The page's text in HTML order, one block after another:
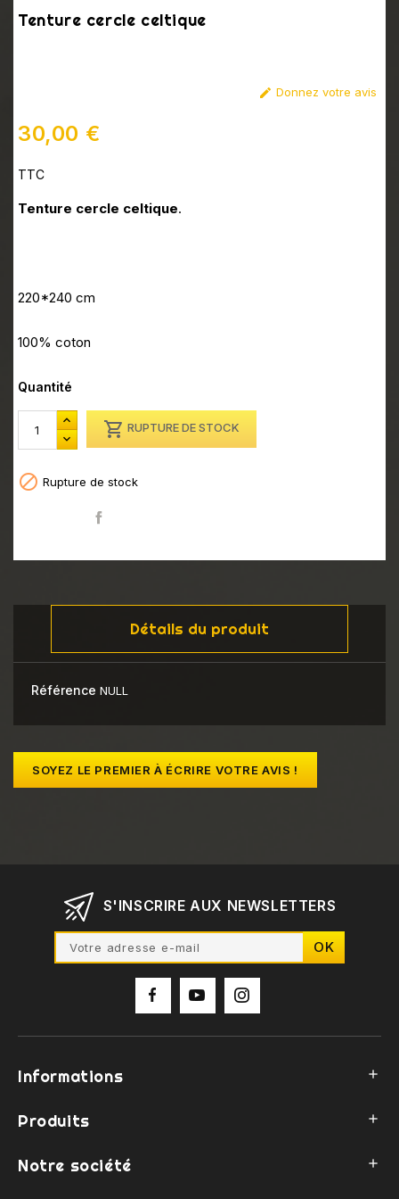
Tenture cercle celtique
 Donnez votre avis
30,00 €
TTC
Tenture cercle celtique.
220*240 cm
100% coton
Quantité
 RUPTURE DE STOCK
 Rupture de stock
Détails du produit
Référence NULL
SOYEZ LE PREMIER À ÉCRIRE VOTRE AVIS !
S'INSCRIRE AUX NEWSLETTERS
Informations 
Produits 
Notre société 